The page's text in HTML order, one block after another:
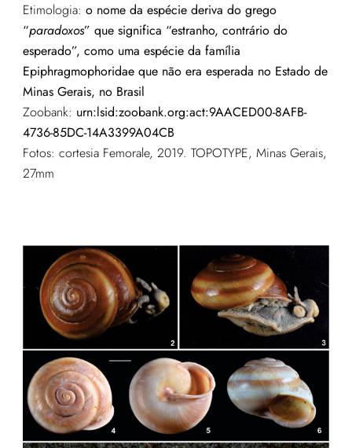
Etimologia: o nome da espécie deriva do grego
“paradoxos” que significa “estranho, contrário do
esperado”, como uma espécie da família
Epiphragmophoridae que não era esperada no Estado de
Minas Gerais, no Brasil
Zoobank: urn:lsid:zoobank.org:act:9AACED00-8AFB-
4736-85DC-14A3399A04CB
Fotos: cortesia Femorale, 2019. TOPOTYPE, Minas Gerais,
27mm